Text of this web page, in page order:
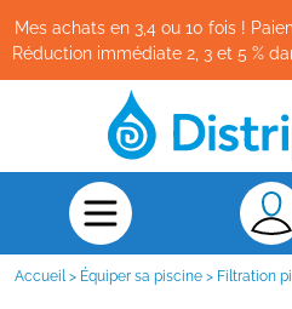
Mes achats en 3,4 ou 10 fois !
Réduction immédiate 2, 3 et 5 %
Accueil > Équiper sa piscine > Filtration